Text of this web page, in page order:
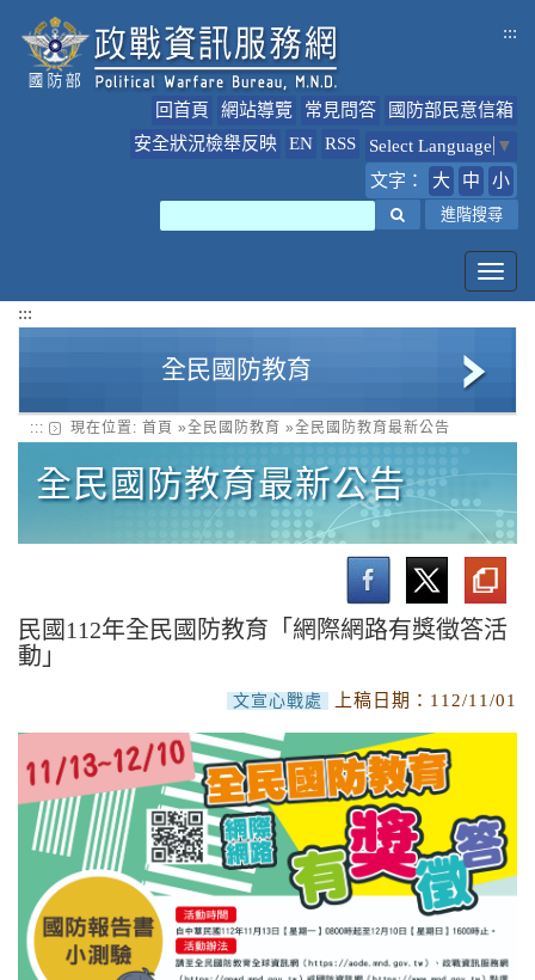
:::
回首頁 網站導覽 常見問答
國防部民意信箱
安全狀況檢舉反映
EN RSS Select Language ▼
文字：
大 中 小
進階搜尋
:::
全民國防教育
全民國防教育簡介
全民國防教育最新公告
南沙研習營活動
活動成果
::: 現在位置: 首頁 »全民國防教育 »全民國防教育最新公告
全民國防教育最新公告
民國112年全民國防教育「網際網路有獎徵答活
動」
文宣心戰處 上稿日期： 112/11/01